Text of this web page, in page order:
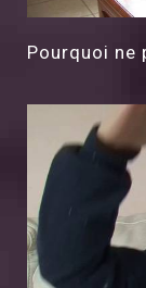
Pourquoi ne